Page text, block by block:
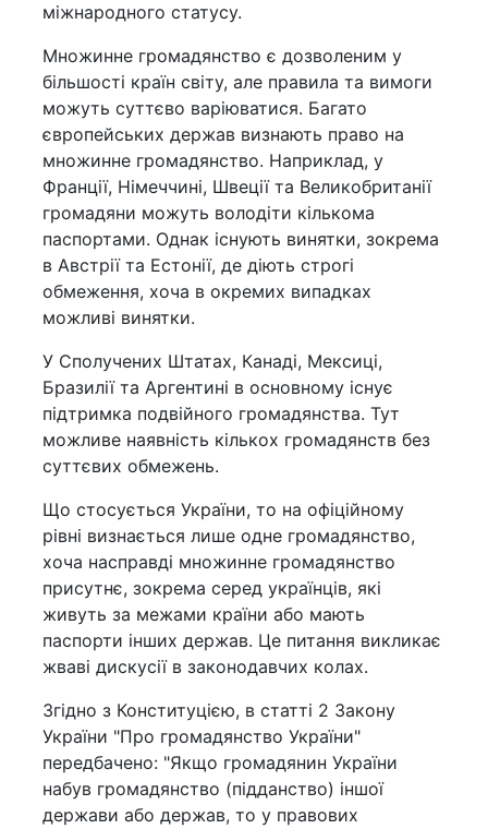
міжнародного статусу.
Множинне громадянство є дозволеним у
більшості країн світу, але правила та вимоги
можуть суттєво варіюватися. Багато
європейських держав визнають право на
множинне громадянство. Наприклад, у
Франції, Німеччині, Швеції та Великобританії
громадяни можуть володіти кількома
паспортами. Однак існують винятки, зокрема
в Австрії та Естонії, де діють строгі
обмеження, хоча в окремих випадках
можливі винятки.
У Сполучених Штатах, Канаді, Мексиці,
Бразилії та Аргентині в основному існує
підтримка подвійного громадянства. Тут
можливе наявність кількох громадянств без
суттєвих обмежень.
Що стосується України, то на офіційному
рівні визнається лише одне громадянство,
хоча насправді множинне громадянство
присутнє, зокрема серед українців, які
живуть за межами країни або мають
паспорти інших держав. Це питання викликає
жваві дискусії в законодавчих колах.
Згідно з Конституцією, в статті 2 Закону
України "Про громадянство України"
передбачено: "Якщо громадянин України
набув громадянство (підданство) іншої
держави або держав, то у правових